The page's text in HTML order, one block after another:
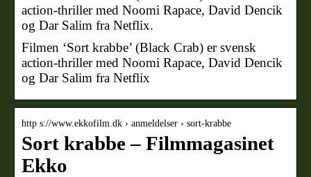
action-thriller med Noomi Rapace, David Dencik
og Dar Salim fra Netflix.
Filmen ‘Sort krabbe’ (Black Crab) er svensk
action-thriller med Noomi Rapace, David Dencik
og Dar Salim fra Netflix
http s://www.ekkofilm.dk › anmeldelser › sort-krabbe
Sort krabbe – Filmmagasinet
Ekko